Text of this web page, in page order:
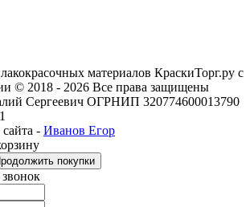
материалов КраскиТорг.ру с
© 2018 - 2026 Все права защищены
Сергеевич ОГРНИП 320774600013790
- Иванов Егор
покупки